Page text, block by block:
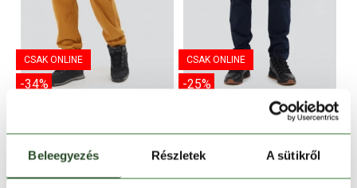
Beleegyezés Részletek A sütikről
CSAK ONLINE
-34%
22 990 Ft
14 990 Ft
28
CSAK ONLINE
-25%
Jim Chino Pants
19 990 Ft
14 990 Ft